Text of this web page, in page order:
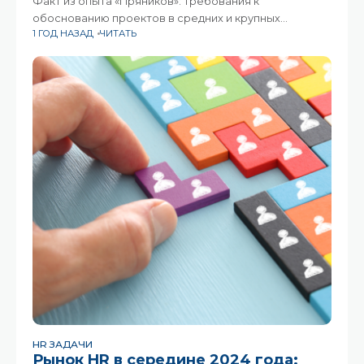
обоснованию проектов в средних и крупных
компаниях становятся всё строже. Даже если на
конкурентов и цифры – без
1 ГОД НАЗАД ЧИТАТЬ
HR ЗАДАЧИ
Рынок HR в середине 2024 года: